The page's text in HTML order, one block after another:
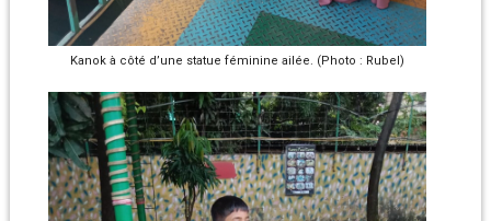
Kanok à côté d’une statue féminine ailée. (Photo : Rubel)